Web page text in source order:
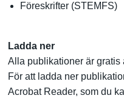
Föreskrifter (STEMFS)
Ladda ner
Alla publikationer är gratis
För att ladda ner
Acrobat Reader, som du